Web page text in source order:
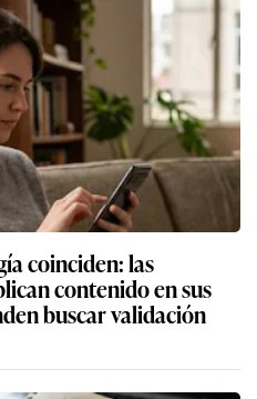
coinciden: las
contenido en sus
buscar validación